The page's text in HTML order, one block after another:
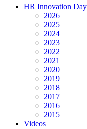
HR Innovation Day
2026
2025
2024
2023
2022
2021
2020
2019
2018
2017
2016
2015
Videos